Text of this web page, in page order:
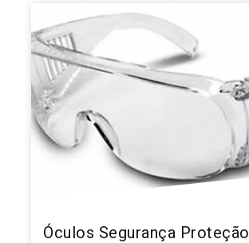
Óculos Segurança Proteção